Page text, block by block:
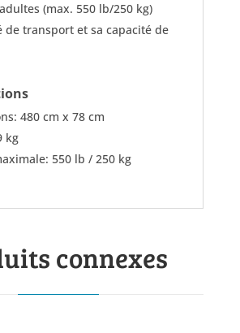
(max. 550 lb/250 kg)
de transport et sa capacité de
480 cm x 78 cm
kg
550 lb / 250 kg
connexes